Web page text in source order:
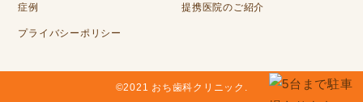
症例 提携医院のご紹介
プライバシーポリシー
©2021 おち歯科クリニック.